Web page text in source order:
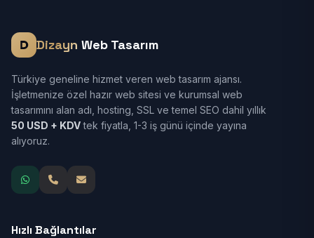
Dizayn Web Tasarım
Türkiye geneline hizmet veren web tasarım ajansı.
İşletmenize özel hazır web sitesi ve kurumsal web
tasarımını alan adı, hosting, SSL ve temel SEO dahil yıllık
50 USD + KDVtek fiyatla, 1-3 iş günü içinde yayına
alıyoruz.
Hızlı Bağlantılar